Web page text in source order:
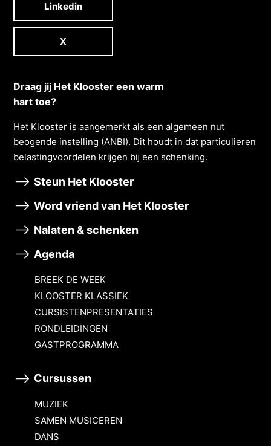
Linkedin
X
Draag jij Het Klooster een warm
hart toe?
Het Klooster is aangemerkt als een algemeen nut
beogende instelling (ANBI). Dit houdt in dat particulieren
belastingvoordelen krĳgen bĳ een schenking.
Steun Het Klooster
Word vriend van Het Klooster
Nalaten & schenken
Agenda
BREEK DE WEEK
KLOOSTER KLASSIEK
CURSISTENPRESENTATIES
RONDLEIDINGEN
GASTPROGRAMMA
Cursussen
MUZIEK
SAMEN MUSICEREN
DANS